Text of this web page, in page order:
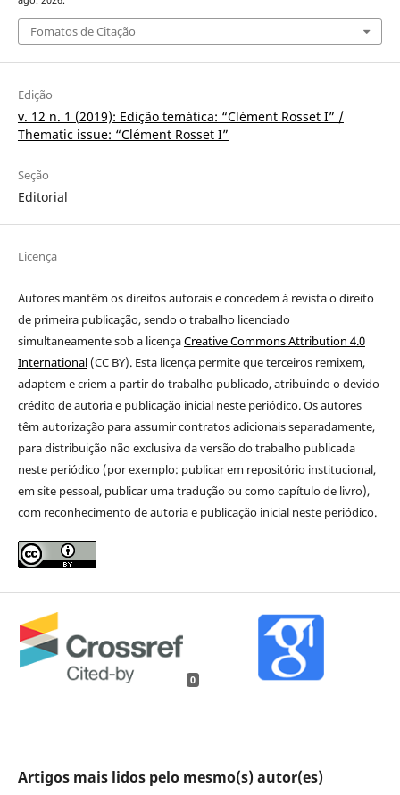
Fomatos de Citação
Edição
v. 12 n. 1 (2019): Edição temática: “Clément Rosset I” /
Thematic issue: “Clément Rosset I”
Seção
Editorial
Licença
Autores mantêm os direitos autorais e concedem à revista o direito
de primeira publicação, sendo o trabalho licenciado
simultaneamente sob a licençaCreative Commons Attribution 4.0
International(CC BY). Esta licença permite que terceiros remixem,
adaptem e criem a partir do trabalho publicado, atribuindo o devido
crédito de autoria e publicação inicial neste periódico. Os autores
têm autorização para assumir contratos adicionais separadamente,
para distribuição não exclusiva da versão do trabalho publicada
neste periódico (por exemplo: publicar em repositório institucional,
em site pessoal, publicar uma tradução ou como capítulo de livro),
com reconhecimento de autoria e publicação inicial neste periódico.
0
Artigos mais lidos pelo mesmo(s) autor(es)